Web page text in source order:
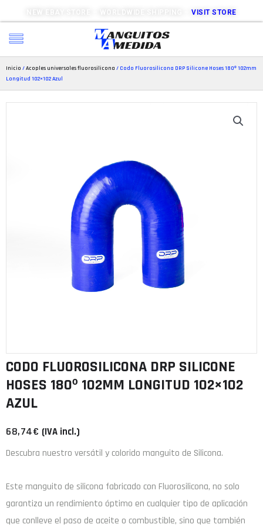
NEW EBAY STORE – WORLDWIDE SHIPPING –VISIT STORE
Inicio /Acoples universales fluorosilicona / Codo Fluorosilicona DRP Silicone Hoses 180º 102mm
Longitud 102×102 Azul
CODO FLUOROSILICONA DRP SILICONE
HOSES 180º 102MM LONGITUD 102×102
AZUL
68,74€ (IVA incl.)
Descubra nuestro versátil y colorido manguito de Silicona.
Este manguito de silicona fabricado con Fluorosilicona, no solo
garantiza un rendimiento óptimo en cualquier tipo de aplicación
que conlleve el paso de aceite o combustible, sino que también